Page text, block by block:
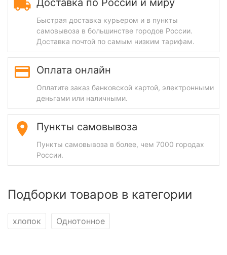
Быстрая доставка курьером и в пункты
самовывоза в большинстве городов России.
Доставка почтой по самым низким тарифам.
Оплата онлайн
Оплатите заказ банковской картой, электронными
деньгами или наличными.
Пункты самовывоза
Пункты самовывоза в более, чем 7000 городах
России.
Подборки товаров в категории
хлопок Однотонное